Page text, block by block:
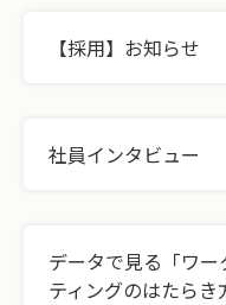
【採用】お知らせ
社員インタビュー
データで見る「ワ
ティングのはたらき